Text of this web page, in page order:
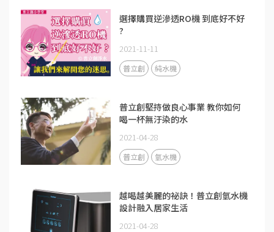
選擇購買逆滲透RO機 到底好不好
?
2021-11-11
普立創 純水機
普立創堅持做良心事業 教你如何
喝一杯無汙染的水
2021-04-28
普立創 氫水機
越喝越美麗的祕訣！普立創氫水機
設計融入居家生活
2021-04-28